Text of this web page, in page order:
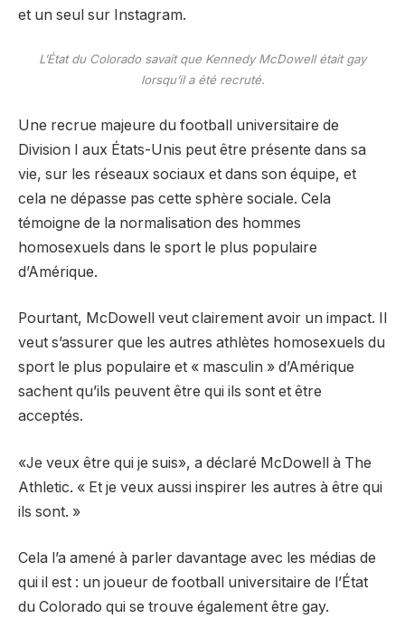
et un seul sur Instagram.
L’État du Colorado savait que Kennedy McDowell était gay
lorsqu’il a été recruté.
Une recrue majeure du football universitaire de
Division I aux États-Unis peut être présente dans sa
vie, sur les réseaux sociaux et dans son équipe, et
cela ne dépasse pas cette sphère sociale. Cela
témoigne de la normalisation des hommes
homosexuels dans le sport le plus populaire
d’Amérique.
Pourtant, McDowell veut clairement avoir un impact. Il
veut s’assurer que les autres athlètes homosexuels du
sport le plus populaire et « masculin » d’Amérique
sachent qu’ils peuvent être qui ils sont et être
acceptés.
«Je veux être qui je suis», a déclaré McDowell à The
Athletic. « Et je veux aussi inspirer les autres à être qui
ils sont. »
Cela l’a amené à parler davantage avec les médias de
qui il est : un joueur de football universitaire de l’État
du Colorado qui se trouve également être gay.